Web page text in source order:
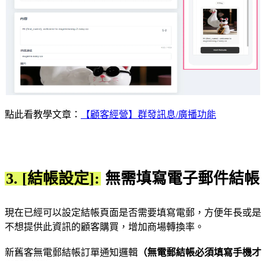
點此看教學文章： 【顧客經營】群發訊息/廣播功能
3. [結帳設定]: 無需填寫電子郵件結帳
現在已經可以設定結帳頁面是否需要填寫電郵，方便年長或是
不想提供此資訊的顧客購買，增加商場轉換率。
新舊客無電郵結帳訂單通知邏輯 （無電郵結帳必須填寫手機才